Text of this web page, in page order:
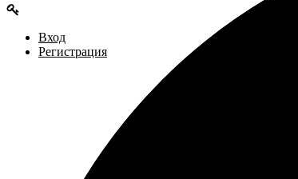
Вход
Регистрация